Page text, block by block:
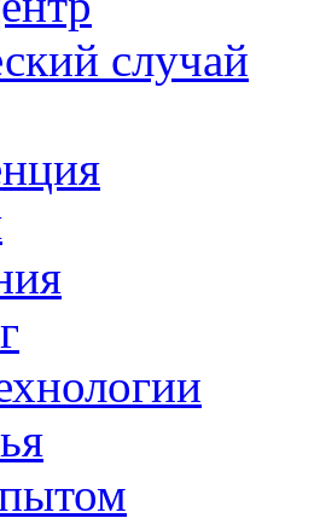
случай